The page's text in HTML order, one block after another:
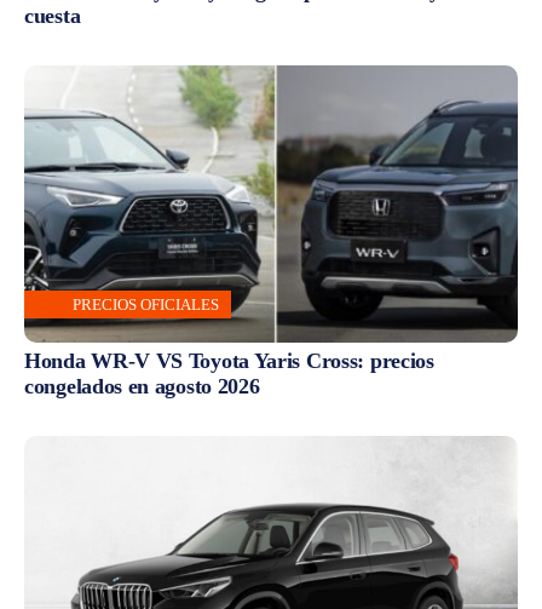
cuesta
PRECIOS OFICIALES
Honda WR-V VS Toyota Yaris Cross: precios
congelados en agosto 2026